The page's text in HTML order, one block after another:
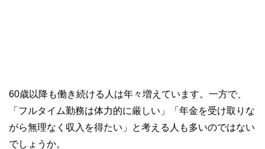
60歳以降も働き続ける人は年々増えています。一方で、
「フルタイム勤務は体力的に厳しい」「年金を受け取りな
がら無理なく収入を得たい」と考える人も多いのではない
でしょうか。